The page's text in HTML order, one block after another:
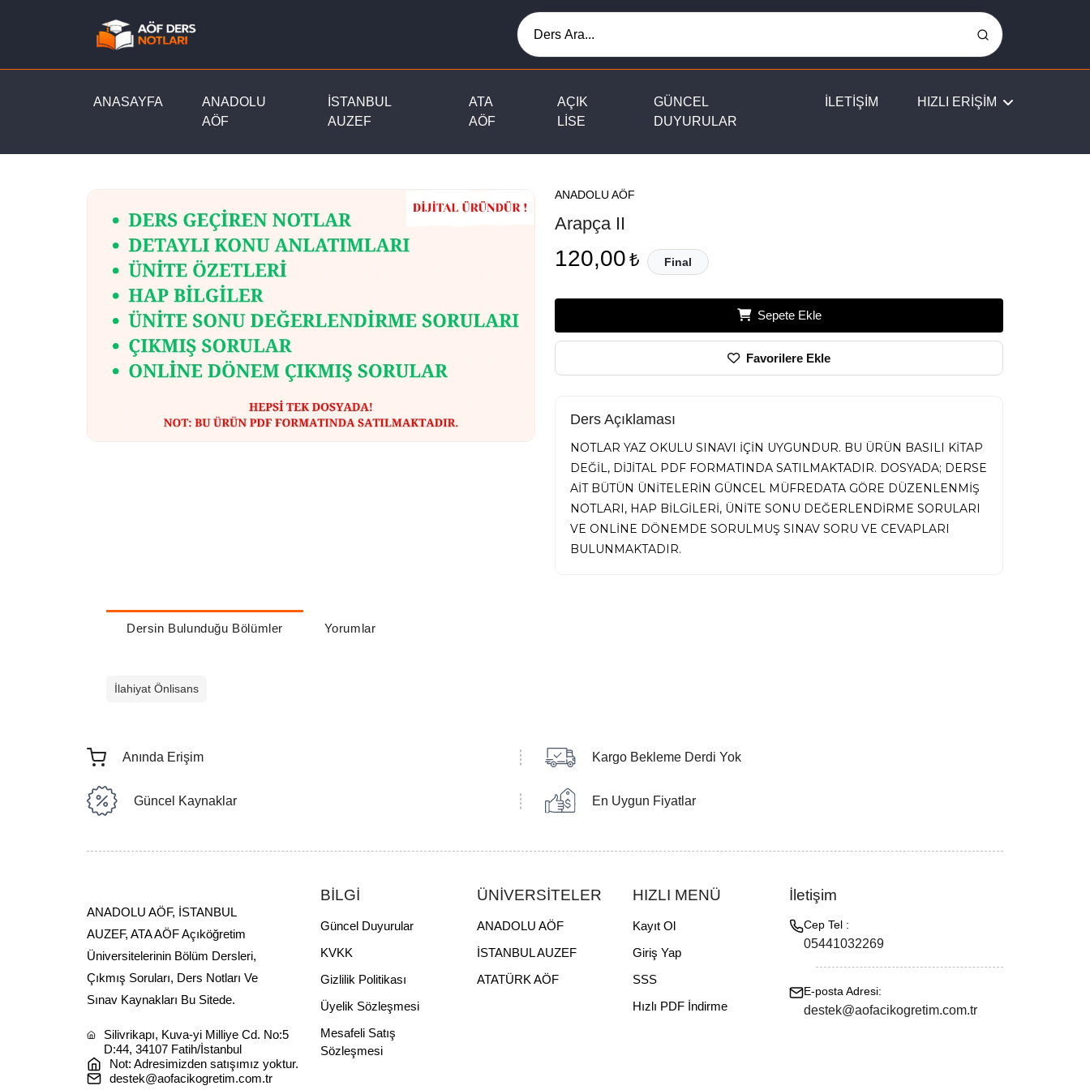
ANASAYFA
ANADOLU
AÖF
İSTANBUL
AUZEF
ATA
AÖF
AÇIK
LİSE
GÜNCEL
DUYURULAR
İLETİŞİM HIZLI ERİŞİM
ANADOLU AÖF
Arapça II
120,00 ₺ Final
Sepete Ekle
Favorilere Ekle
Ders Açıklaması
NOTLAR YAZ OKULU SINAVI İÇİN UYGUNDUR. BU ÜRÜN BASILI KİTAP
DEĞİL, DİJİTAL PDF FORMATINDA SATILMAKTADIR. DOSYADA; DERSE
AİT BÜTÜN ÜNİTELERİN GÜNCEL MÜFREDATA GÖRE DÜZENLENMİŞ
NOTLARI, HAP BİLGİLERİ, ÜNİTE SONU DEĞERLENDİRME SORULARI
VE ONLİNE DÖNEMDE SORULMUŞ SINAV SORU VE CEVAPLARI
BULUNMAKTADIR.
Dersin Bulunduğu Bölümler Yorumlar
İlahiyat Önlisans
Anında Erişim Kargo Bekleme Derdi Yok
Güncel Kaynaklar En Uygun Fiyatlar
ANADOLU AÖF, İSTANBUL
AUZEF, ATA AÖF Açıköğretim
Üniversitelerinin Bölüm Dersleri,
Çıkmış Soruları, Ders Notları Ve
Sınav Kaynakları Bu Sitede.
Silivrikapı, Kuva-yi Milliye Cd. No:5
D:44, 34107 Fatih/İstanbul
Not: Adresimizden satışımız yoktur.
destek@aofacikogretim.com.tr
BİLGİ
Güncel Duyurular
KVKK
Gizlilik Politikası
Üyelik Sözleşmesi
Mesafeli Satış
Sözleşmesi
ÜNİVERSİTELER
ANADOLU AÖF
İSTANBUL AUZEF
ATATÜRK AÖF
HIZLI MENÜ
Kayıt Ol
Giriş Yap
SSS
Hızlı PDF İndirme
İletişim
Cep Tel :
05441032269
E-posta Adresi:
destek@aofacikogretim.com.tr